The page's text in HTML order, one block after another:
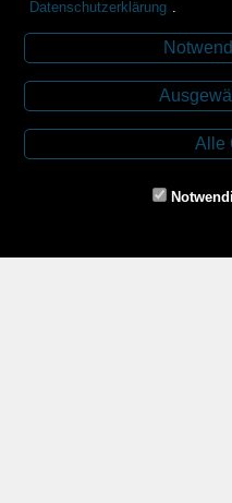
Tel.:
E-Mail:
Datenschutzerklärung
Alle